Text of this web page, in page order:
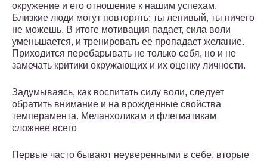
окружение и его отношение к нашим успехам.
Близкие люди могут повторять: ты ленивый, ты ничего
не можешь. В итоге мотивация падает, сила воли
уменьшается, и тренировать ее пропадает желание.
Приходится перебарывать не только себя, но и не
замечать критики окружающих и их оценку личности.
Задумываясь, как воспитать силу воли, следует
обратить внимание и на врожденные свойства
темперамента. Меланхоликам и флегматикам
сложнее всего
Первые часто бывают неуверенными в себе, вторые